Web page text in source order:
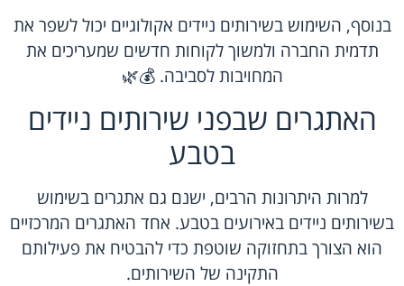
בנוסף, השימוש בשירותים ניידים אקולוגיים יכול לשפר את
תדמית החברה ולמשוך לקוחות חדשים שמעריכים את
המחויבות לסביבה. 💰🌿
האתגרים שבפני שירותים ניידים
בטבע
למרות היתרונות הרבים, ישנם גם אתגרים בשימוש
בשירותים ניידים באירועים בטבע. אחד האתגרים המרכזיים
הוא הצורך בתחזוקה שוטפת כדי להבטיח את פעילותם
התקינה של השירותים.